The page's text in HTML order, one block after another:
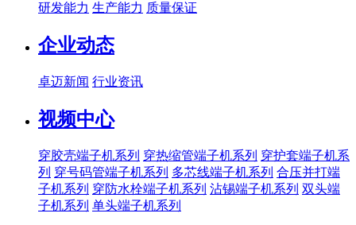
研发能力 生产能力 质量保证
企业动态
卓迈新闻 行业资讯
视频中心
穿胶壳端子机系列 穿热缩管端子机系列 穿护套端子机系
列 穿号码管端子机系列 多芯线端子机系列 合压并打端
子机系列 穿防水栓端子机系列 沾锡端子机系列 双头端
子机系列 单头端子机系列